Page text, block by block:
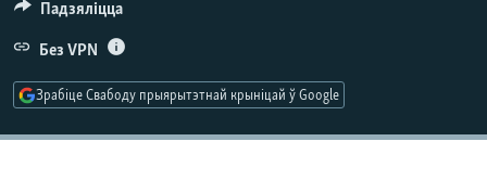
Падзяліцца
Без VPN
Зрабіце Свабоду прыярытэтнай крыніцай ў Google